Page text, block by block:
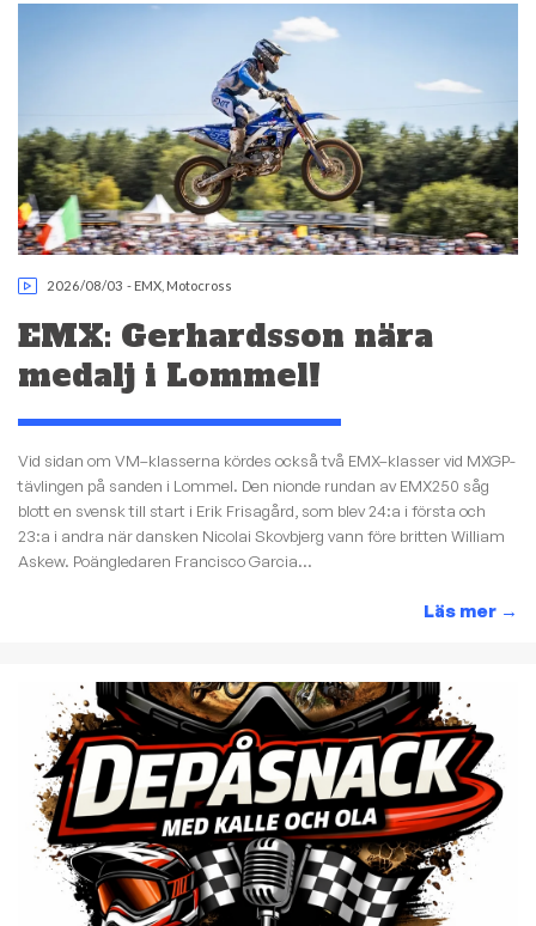
2026/08/03 - EMX Motocross
EMX: Gerhardsson nära
medalj i Lommel!
Vid sidan om VM–klasserna kördes också två EMX–klasser vid MXGP-
tävlingen på sanden i Lommel. Den nionde rundan av EMX250 såg
blott en svensk till start i Erik Frisagård, som blev 24:a i första och
23:a i andra när dansken Nicolai Skovbjerg vann före britten William
Askew. Poängledaren Francisco Garcia...
Läs mer →